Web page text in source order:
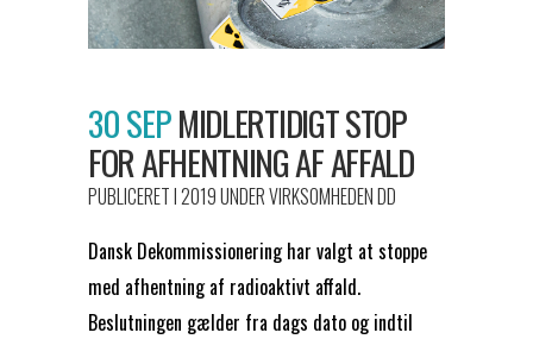
30 SEPMIDLERTIDIGT STOP
FOR AFHENTNING AF AFFALD
PUBLICERET I 2019UNDERVIRKSOMHEDEN DD
Dansk Dekommissionering har valgt at stoppe
med afhentning af radioaktivt affald.
Beslutningen gælder fra dags dato og indtil